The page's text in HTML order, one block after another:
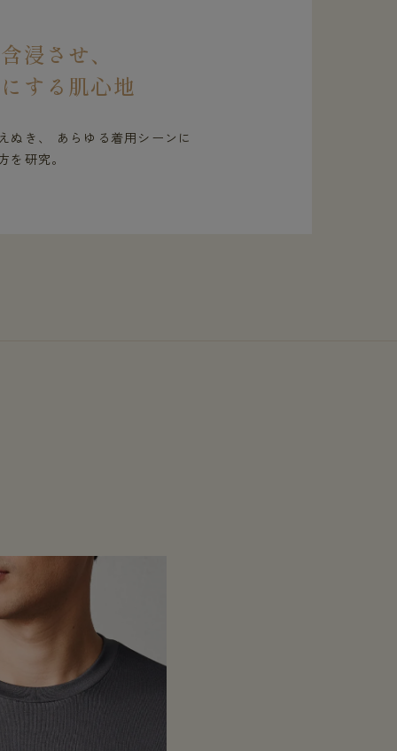
浸させ、
する肌心地
ぬき、 あらゆる着用シーンに
を研究。